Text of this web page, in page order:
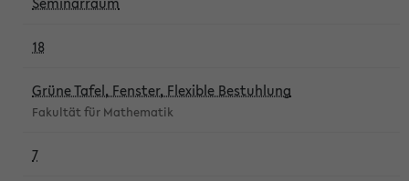
18
Grüne Tafel, Fenster, Flexible Bestuhlung
Fakultät für Mathematik
7